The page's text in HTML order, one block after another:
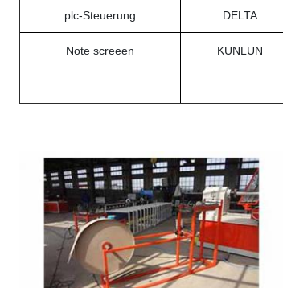
plc-Steuerung DELTA
Note screeen KUNLUN